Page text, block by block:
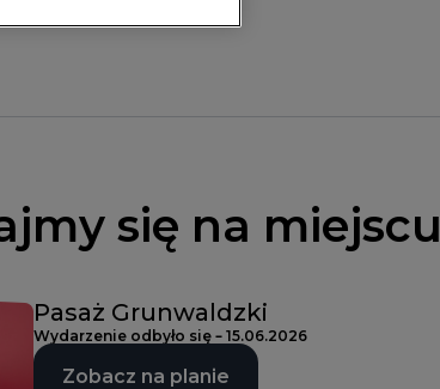
się na miejscu
Pasaż Grunwaldzki
Wydarzenie odbyło się – 15.06.2026
Zobacz na planie